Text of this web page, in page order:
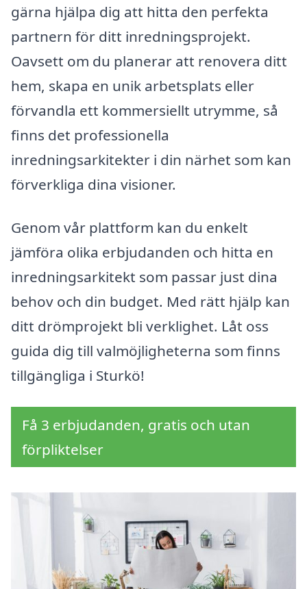
gärna hjälpa dig att hitta den perfekta
partnern för ditt inredningsprojekt.
Oavsett om du planerar att renovera ditt
hem, skapa en unik arbetsplats eller
förvandla ett kommersiellt utrymme, så
finns det professionella
inredningsarkitekter i din närhet som kan
förverkliga dina visioner.
Genom vår plattform kan du enkelt
jämföra olika erbjudanden och hitta en
inredningsarkitekt som passar just dina
behov och din budget. Med rätt hjälp kan
ditt drömprojekt bli verklighet. Låt oss
guida dig till valmöjligheterna som finns
tillgängliga i Sturkö!
Få 3 erbjudanden, gratis och utan
förpliktelser